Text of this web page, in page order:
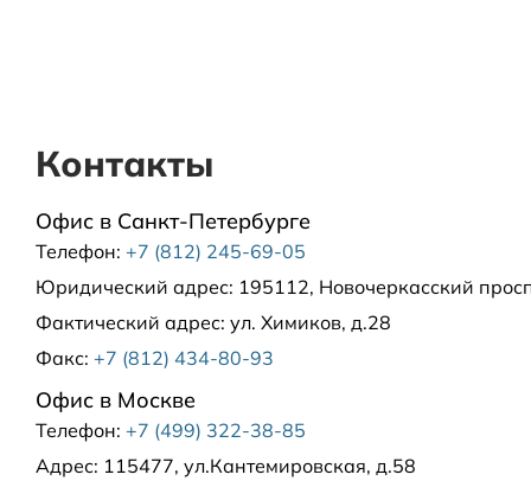
Контакты
Офис в Санкт-Петербурге
Телефон: +7 (812) 245-69-05
Юридический адрес: 195112, Новочеркасский
Фактический адрес: ул. Химиков, д.28
Факс: +7 (812) 434-80-93
Офис в Москве
Телефон: +7 (499) 322-38-85
Адрес: 115477, ул.Кантемировская, д.58